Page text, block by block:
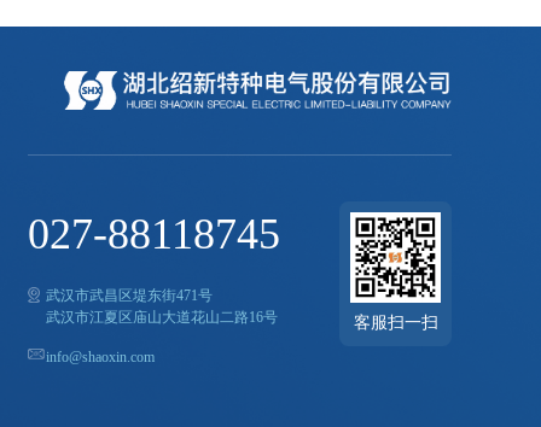
027-88118745
武汉市武昌区堤东街471号
武汉市江夏区庙山大道花山二路16号
info@shaoxin.com
客服扫一扫